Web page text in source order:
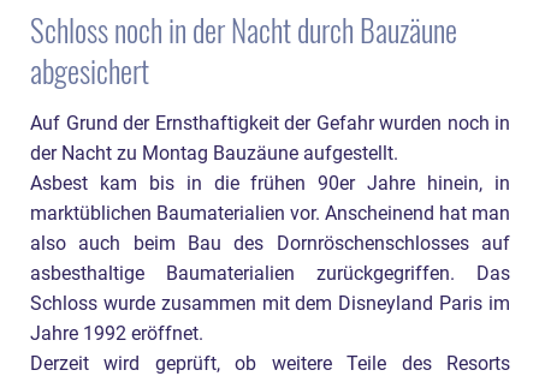
Schloss noch in der Nacht durch Bauzäune
abgesichert
Auf Grund der Ernsthaftigkeit der Gefahr wurden noch in
der Nacht zu Montag Bauzäune aufgestellt.
Asbest kam bis in die frühen 90er Jahre hinein, in
marktüblichen Baumaterialien vor. Anscheinend hat man
also auch beim Bau des Dornröschenschlosses auf
asbesthaltige Baumaterialien zurückgegriffen. Das
Schloss wurde zusammen mit dem Disneyland Paris im
Jahre 1992 eröffnet.
Derzeit wird geprüft, ob weitere Teile des Resorts